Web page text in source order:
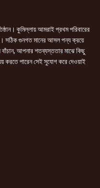
কুমিল্লায় আমরাই প্রথম পরিবারের
সঠিক গুনগত মানের আসল পন্য ক্রয়ে
আপনার শতব্যস্ততার মাঝে কিছু
করতে পারেন সেই সুযোগ করে দেওয়াই